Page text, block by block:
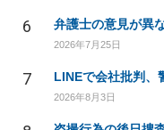
6
2026年7月25日
7 LINEで会社批判、
2026年8月3日